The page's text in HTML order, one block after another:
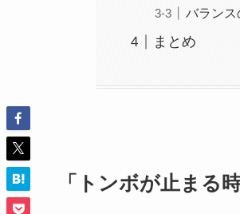
バランス
まとめ
「トンボが止まる